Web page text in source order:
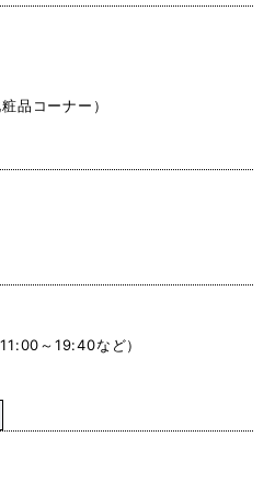
品コーナー）
～19:40など）